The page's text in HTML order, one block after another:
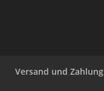
Versand und Zahlung